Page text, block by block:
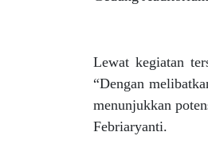
Lewat kegiatan
“Dengan
menunjukkan
Febriaryanti.